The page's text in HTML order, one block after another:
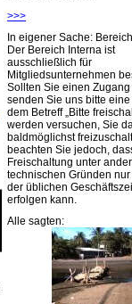
>>>
In eigener Sache:
Der Bereich Interna ist
ausschließlich für
Mitgliedsunternehmen
Sollten Sie einen
senden Sie uns bitte
dem Betreff „Bitte
werden versuchen, Sie
baldmöglichst
beachten Sie jedoch,
Freischaltung unter
technischen Gründen
der üblichen
erfolgen kann.
Alle sagten: